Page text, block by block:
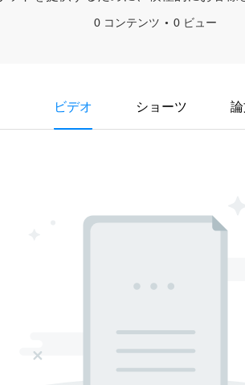
0 コンテンツ 0 ビュー
ビデオ ショーツ